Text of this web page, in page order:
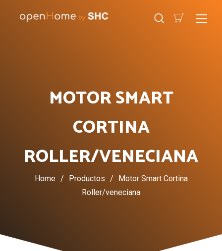
MOTOR SMART
CORTINA
ROLLER/VENECIANA
Home / Productos /
Motor Smart Cortina
Roller/veneciana